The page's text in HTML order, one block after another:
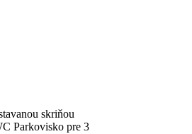
skriňou
Parkovisko pre 3